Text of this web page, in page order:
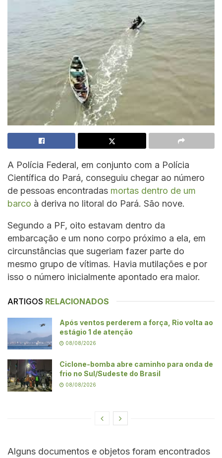
A Polícia Federal, em conjunto com a Polícia
Científica do Pará, conseguiu chegar ao número
de pessoas encontradas mortas dentro de um
barco à deriva no litoral do Pará. São nove.
Segundo a PF, oito estavam dentro da
embarcação e um nono corpo próximo a ela, em
circunstâncias que sugeriam fazer parte do
mesmo grupo de vítimas. Havia mutilações e por
isso o número inicialmente apontado era maior.
ARTIGOS RELACIONADOS
Após ventos perderem a força, Rio volta ao
estágio 1 de atenção
08/08/2026
Ciclone-bomba abre caminho para onda de
frio no Sul/Sudeste do Brasil
08/08/2026
Alguns documentos e objetos foram encontrados